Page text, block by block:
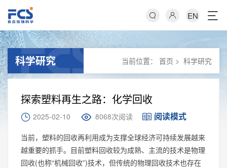
EN
科学研究 当前位置： 首页 > 科学研究
探索塑料再生之路：化学回收
2025-02-10 8068次阅读 阅读模式
当前，塑料的回收再利用成为支撑全球经济可持续发展越来
越重要的抓手。目前塑料回收较为成熟、主流的技术是物理
回收(也称“机械回收”)技术，但传统的物理回收技术也存在